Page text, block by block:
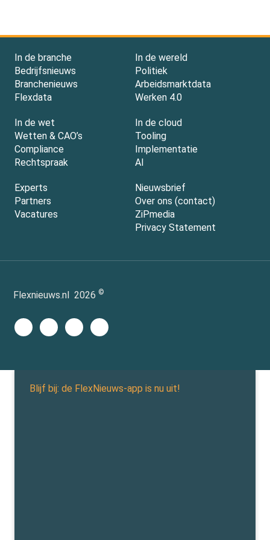
In de branche
Bedrijfsnieuws
Branchenieuws
Flexdata
In de wereld
Politiek
Arbeidsmarktdata
Werken 4.0
In de wet
Wetten & CAO’s
Compliance
Rechtspraak
In de cloud
Tooling
Implementatie
AI
Experts
Partners
Vacatures
Nieuwsbrief
Over ons (contact)
ZiPmedia
Privacy Statement
Flexnieuws.nl 2026 ©
Blijf bij: de FlexNieuws-app is nu uit!